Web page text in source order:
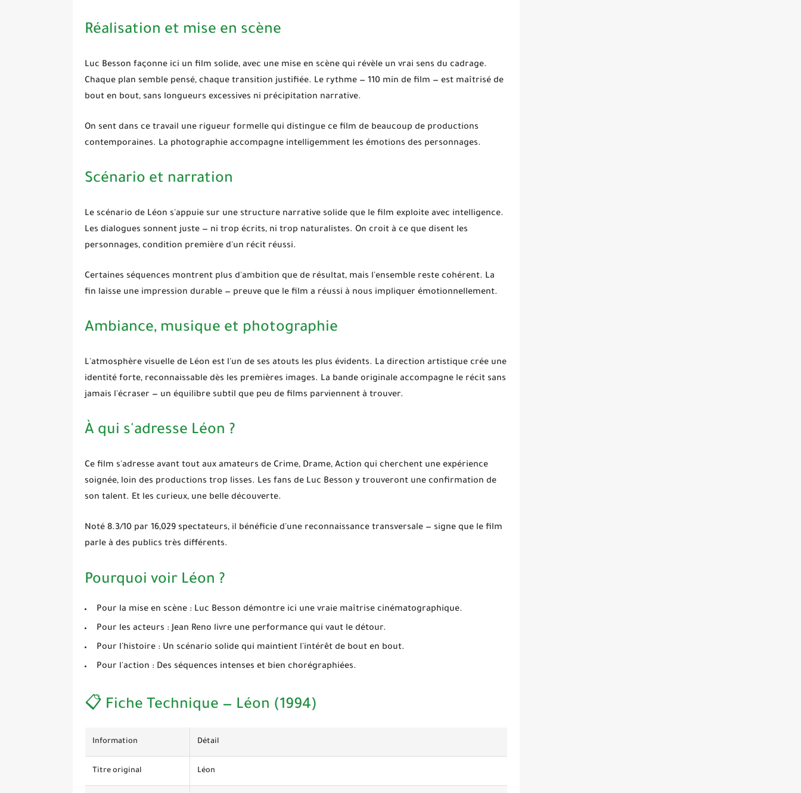
Réalisation et mise en scène
Luc Besson façonne ici un film solide, avec une mise en scène qui révèle un vrai sens du cadrage.
Chaque plan semble pensé, chaque transition justifiée. Le rythme — 110 min de film — est maîtrisé de
bout en bout, sans longueurs excessives ni précipitation narrative.
On sent dans ce travail une rigueur formelle qui distingue ce film de beaucoup de productions
contemporaines. La photographie accompagne intelligemment les émotions des personnages.
Scénario et narration
Le scénario de Léon s'appuie sur une structure narrative solide que le film exploite avec intelligence.
Les dialogues sonnent juste — ni trop écrits, ni trop naturalistes. On croit à ce que disent les
personnages, condition première d'un récit réussi.
Certaines séquences montrent plus d'ambition que de résultat, mais l'ensemble reste cohérent. La
fin laisse une impression durable — preuve que le film a réussi à nous impliquer émotionnellement.
Ambiance, musique et photographie
L'atmosphère visuelle de Léon est l'un de ses atouts les plus évidents. La direction artistique crée une
identité forte, reconnaissable dès les premières images. La bande originale accompagne le récit sans
jamais l'écraser — un équilibre subtil que peu de films parviennent à trouver.
À qui s'adresse Léon ?
Ce film s'adresse avant tout aux amateurs de Crime, Drame, Action qui cherchent une expérience
soignée, loin des productions trop lisses. Les fans de Luc Besson y trouveront une confirmation de
son talent. Et les curieux, une belle découverte.
Noté 8.3/10 par 16,029 spectateurs, il bénéficie d'une reconnaissance transversale — signe que le film
parle à des publics très différents.
Pourquoi voir Léon ?
Pour la mise en scène : Luc Besson démontre ici une vraie maîtrise cinématographique.
Pour les acteurs : Jean Reno livre une performance qui vaut le détour.
Pour l'histoire : Un scénario solide qui maintient l'intérêt de bout en bout.
Pour l'action : Des séquences intenses et bien chorégraphiées.
📋 Fiche Technique — Léon (1994)
Information Détail
Titre original Léon